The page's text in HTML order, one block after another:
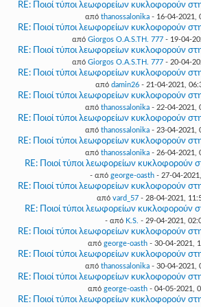
RE: Ποιοί τύποι λεωφορείων κυκλοφορούν
από thanossalonika - 16-04-2021,
RE: Ποιοί τύποι λεωφορείων κυκλοφορούν
από Giorgos O.A.S.TH. 777- 19-04-
RE: Ποιοί τύποι λεωφορείων κυκλοφορούν
από Giorgos O.A.S.TH. 777- 20-04-
RE: Ποιοί τύποι λεωφορείων κυκλοφορούν
από damin26 - 21-04-2021,
RE: Ποιοί τύποι λεωφορείων κυκλοφορούν
από thanossalonika - 22-04-2021,
RE: Ποιοί τύποι λεωφορείων κυκλοφορούν
από thanossalonika - 23-04-2021,
RE: Ποιοί τύποι λεωφορείων κυκλοφορούν
από thanossalonika - 26-04-2021,
RE: Ποιοί τύποι λεωφορείων κυκλοφορούν
- από george-oasth- 27-04-
RE: Ποιοί τύποι λεωφορείων κυκλοφορούν
από vard_57- 28-04-2021,
RE: Ποιοί τύποι λεωφορείων κυκλοφορούν
- από K.S. - 29-04-2021,
RE: Ποιοί τύποι λεωφορείων κυκλοφορούν
από george-oasth- 30-04-2021,
RE: Ποιοί τύποι λεωφορείων κυκλοφορούν
από thanossalonika - 30-04-2021,
RE: Ποιοί τύποι λεωφορείων κυκλοφορούν
από george-oasth- 04-05-2021,
RE: Ποιοί τύποι λεωφορείων κυκλοφορούν